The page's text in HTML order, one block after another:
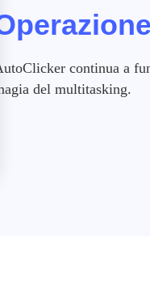
continua a
del multitasking.